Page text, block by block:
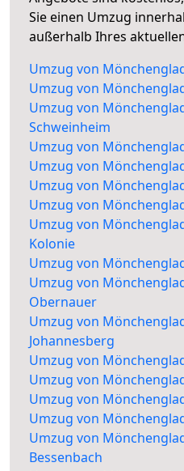
Sie einen Umzug
außerhalb Ihres
Umzug von
Umzug von
Umzug von
Schweinheim
Umzug von
Umzug von
Umzug von
Umzug von
Umzug von
Kolonie
Umzug von
Umzug von
Obernauer
Umzug von
Johannesberg
Umzug von
Umzug von
Umzug von
Umzug von
Umzug von
Bessenbach